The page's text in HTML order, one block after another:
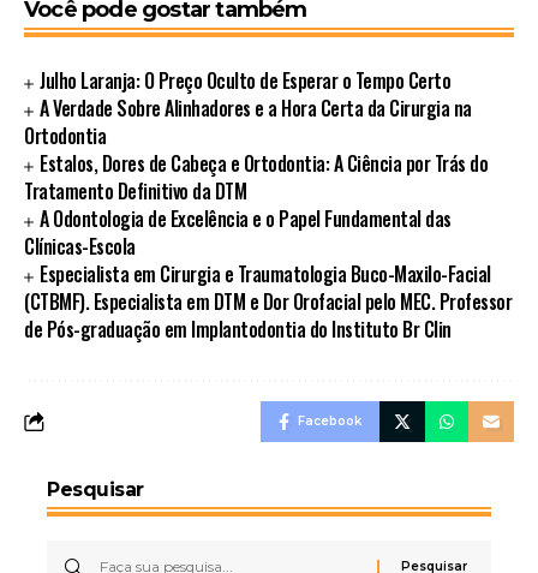
Você pode gostar também
Julho Laranja: O Preço Oculto de Esperar o Tempo Certo
A Verdade Sobre Alinhadores e a Hora Certa da Cirurgia na
Ortodontia
Estalos, Dores de Cabeça e Ortodontia: A Ciência por Trás do
Tratamento Definitivo da DTM
A Odontologia de Excelência e o Papel Fundamental das
Clínicas-Escola
Especialista em Cirurgia e Traumatologia Buco-Maxilo-Facial
(CTBMF). Especialista em DTM e Dor Orofacial pelo MEC. Professor
de Pós-graduação em Implantodontia do Instituto Br Clin
Facebook
Pesquisar